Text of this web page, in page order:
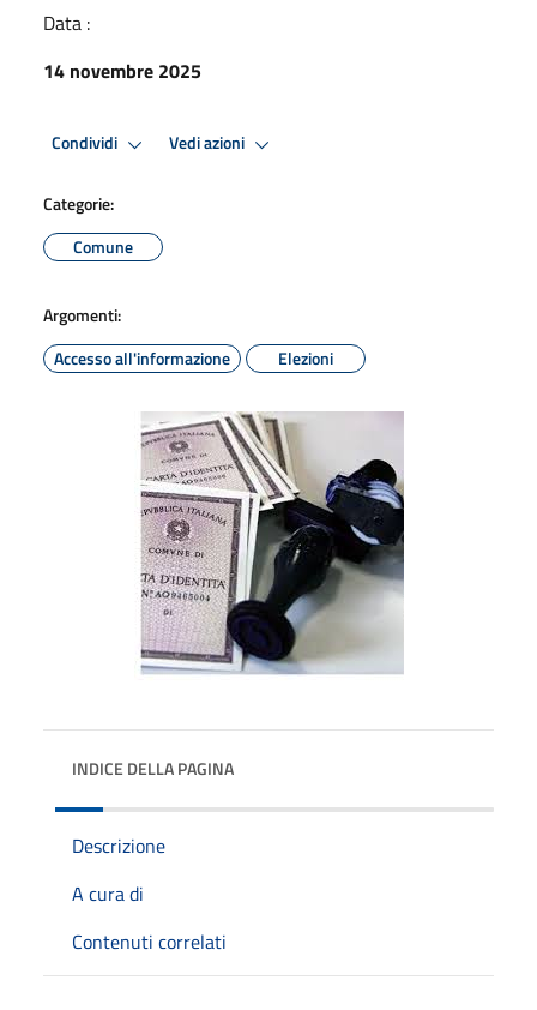
Data :
14 novembre 2025
Condividi Vedi azioni
Categorie:
Comune
Argomenti:
Accesso all'informazione
Elezioni
INDICE DELLA PAGINA
Descrizione
A cura di
Contenuti correlati